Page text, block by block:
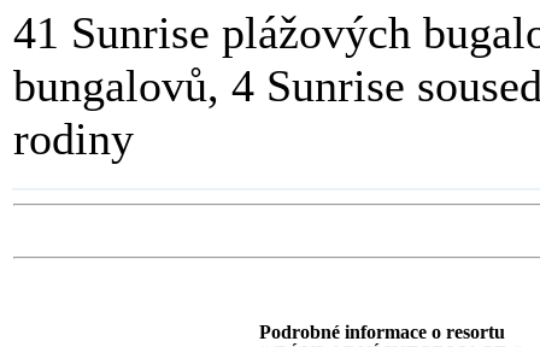
41 Sunrise plážových
bungalovů, 4 Sunrise
rodiny
Podrobné informace o resortu